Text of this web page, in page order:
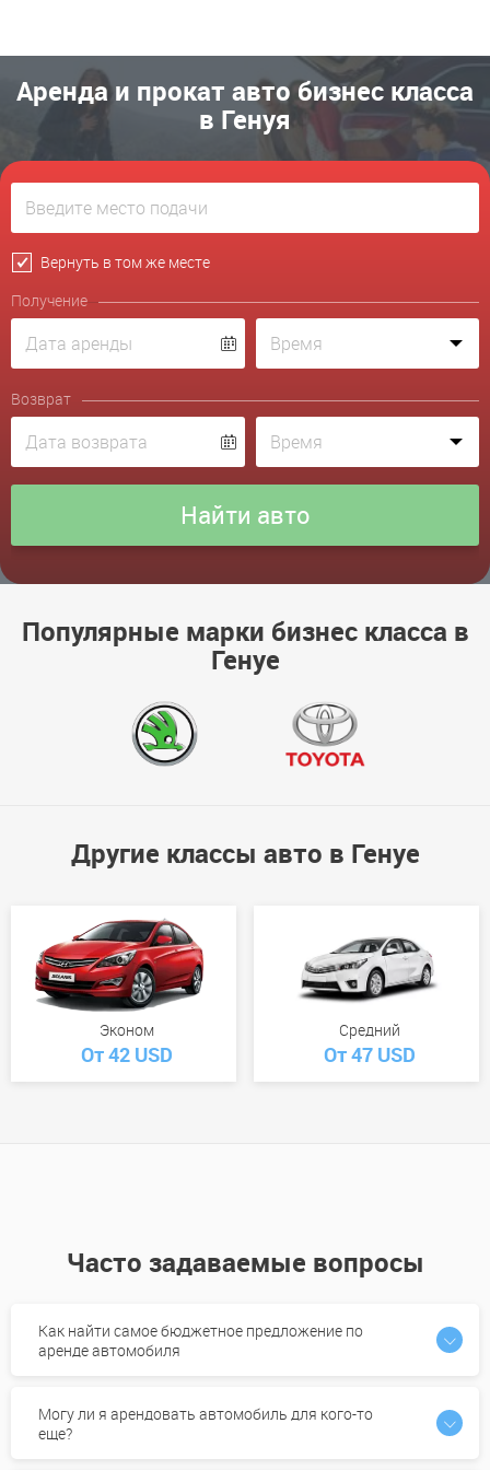
Аренда и прокат авто бизнес класса
в Генуя
Вернуть в том же месте
Получение
Возврат
Популярные марки бизнес класса в
Генуе
Другие классы авто в Генуе
Эконом
От 42 USD
Средний
От 47 USD
Часто задаваемые вопросы
Как найти самое бюджетное предложение по
аренде автомобиля
Могу ли я арендовать автомобиль для кого-то
еще?